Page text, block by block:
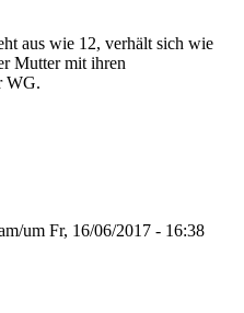
aus wie 12, verhält sich wie
Mutter mit ihren
WG.
um Fr, 16/06/2017 - 16:38